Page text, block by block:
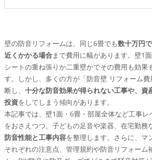
目的別で変わる！防音対策のゴールとリ
ルの選び方
子どもの足音や生活音を抑えたいと
ラン
楽器やゲームや在宅勤務など、目的
リフォーム費用の目安
完全防音を目指さないほうが得なパ
果の落としどころ
マンションと戸建てでここまで違う！防
費用感
壁の防音リフォームは、同じ6畳でも数十万円
近くかかる場合まで費用に幅があります。壁1
シートの重ね張りか二重壁かでその費用も効果
す。しかし、多くの方が「防音壁 リフォーム
断し、 十分な防音効果が得られない工事や、資
投資をしてしまう傾向があります。
本記事では、壁1面・6畳・部屋全体など工事レ
をおさえつつ、子どもの足音や楽器、在宅勤務
防音性能と工事内容を整理します。さらに、マ
それぞれの注意点、管理規約や防音リフォーム